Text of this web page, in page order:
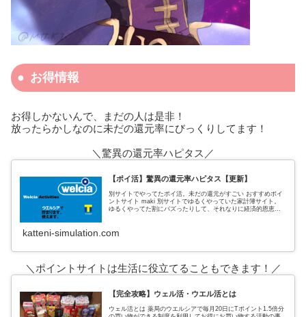
お得情報
お得しかないんで、まだの人は是非！
放ったらかしなのに未だの還元率にびっくりしてます！
＼驚異の還元率ハピタス／
【ポイ活】驚異の還元率ハピタス【更新】
別サイトでやってたポイ活。未だの還元がすごい おすすめポイ
ントサイト maki 別サイトでゆるくやっていた家計簿サイト。
ゆるくやってた割にバズったりして、それなりに経済的恩恵も
katteni-simulation.com
＼ポイントサイトは生活に役立てることもできます！／
【完全攻略】ウェル活・ウエル活とは
ウェル活とは 薬局のウエルシアで毎月20日にTポイント1.5倍分